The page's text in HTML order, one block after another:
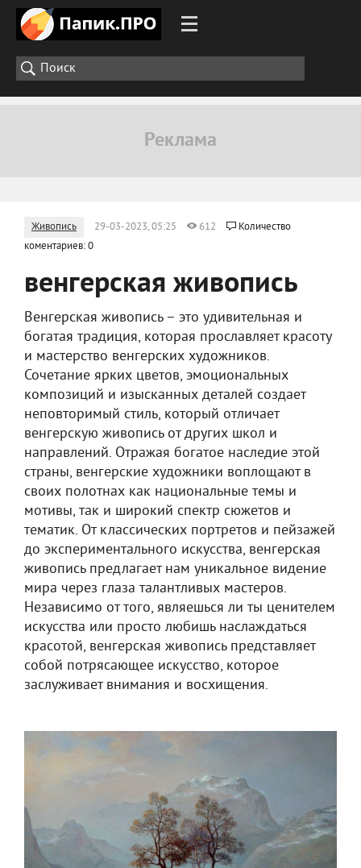
Живопись 29-03-2023, 05:25 612
Количество
коментариев: 0
венгерская живопись
Венгерская живопись – это удивительная и
богатая традиция, которая прославляет красоту
и мастерство венгерских художников.
Сочетание ярких цветов, эмоциональных
композиций и изысканных деталей создает
неповторимый стиль, который отличает
венгерскую живопись от других школ и
направлений. Отражая богатое наследие этой
страны, венгерские художники воплощают в
своих полотнах как национальные темы и
мотивы, так и широкий спектр сюжетов и
тематик. От классических портретов и пейзажей
до экспериментального искусства, венгерская
живопись предлагает нам уникальное видение
мира через глаза талантливых мастеров.
Независимо от того, являешься ли ты ценителем
искусства или просто любишь наслаждаться
красотой, венгерская живопись представляет
собой потрясающее искусство, которое
заслуживает внимания и восхищения.